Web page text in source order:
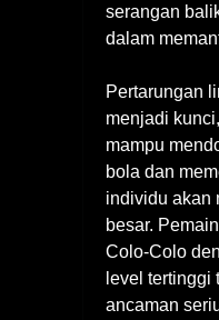
serangan
dalam
Pertarungan
menjadi
mampu
bola dan
individu akan
besar.
Colo-Colo
level tertinggi
ancaman